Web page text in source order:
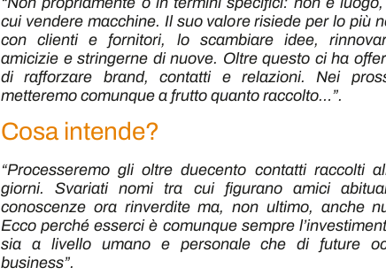
cui vendere macchine. Il suo valore risiede per lo più
con clienti e fornitori, lo scambiare idee,
amicizie e stringerne di nuove. Oltre questo ci ha
di rafforzare brand, contatti e relazioni. Nei
metteremo comunque a frutto quanto raccolto…”.
Cosa intende?
“Processeremo gli oltre duecento contatti raccolti
giorni. Svariati nomi tra cui figurano amici
conoscenze ora rinverdite ma, non ultimo, anche
Ecco perché esserci è comunque sempre
sia a livello umano e personale che di future
business”.